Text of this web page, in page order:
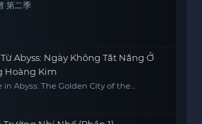
第二季
Abyss: Ngày Không Tắt Nắng Ở
Hoàng Kim
in Abyss: The Golden City of the